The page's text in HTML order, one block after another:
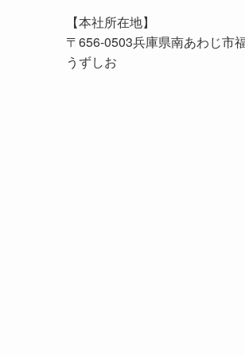
【本社所在地】
〒656-0503兵庫県南あわじ市
うずしお